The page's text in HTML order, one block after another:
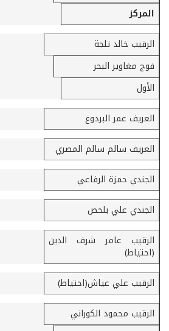
المركز
الرقيب خالد تلجة
فوج مغاوير البحر
الأول
العريف عمر البردوع
العريف سالم سالم المصري
الجندي حمزة الرفاعي
الجندي علي بلحص
الرقيب عامر شرف الدين
(احتياط)
الرقيب علي عياش(احتياط)
الرقيب محمود الكوراني